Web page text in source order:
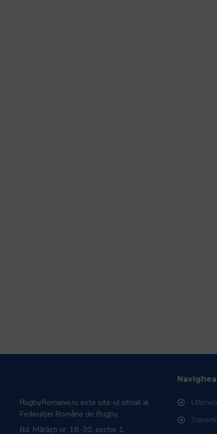
RugbyRomania.ro este site-ul oficial al
Federației Române de Rugby.
Bd. Mărăști nr. 18-20, sector 1,